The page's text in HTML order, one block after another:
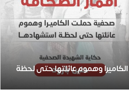
وهموم عائلتها حتى لحظة